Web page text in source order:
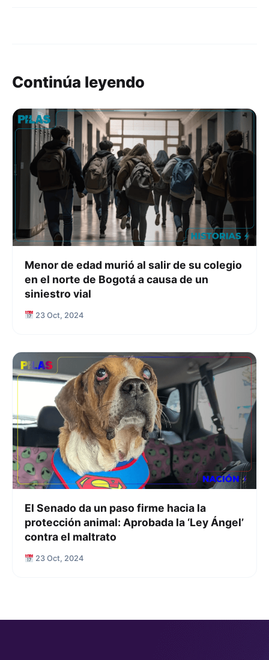
Continúa leyendo
Menor de edad murió al salir de su colegio
en el norte de Bogotá a causa de un
siniestro vial
23 Oct, 2024
El Senado da un paso firme hacia la
protección animal: Aprobada la ‘Ley Ángel’
contra el maltrato
23 Oct, 2024